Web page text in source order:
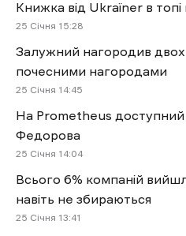
Книжка від Ukraїner в
25 Січня 15:28
Залужний нагородив двох
почесними нагородами
25 Січня 14:45
На Prometheus доступний
Федорова
25 Січня 14:04
Всього 6% компаній
навіть не збираються
25 Січня 13:41